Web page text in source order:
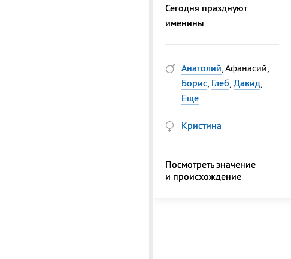
Сегодня празднуют
именины
Анатолий, Афанасий,
Борис, Глеб, Давид,
Еще
Кристина
Посмотреть значение
и происхождение